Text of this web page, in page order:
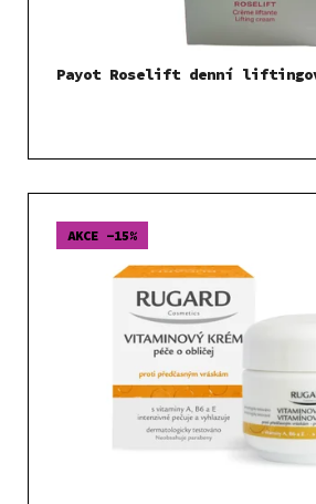
Payot Roselift denní
AKCE -15%